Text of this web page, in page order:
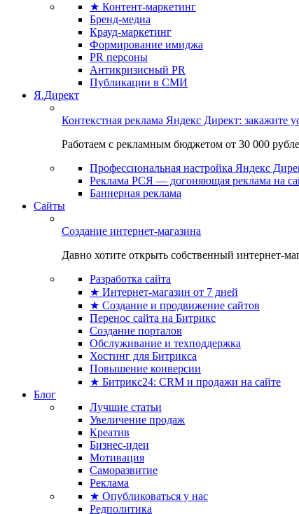
★ Контент-маркетинг
Бренд-медиа
Крауд-маркетинг
Формирование имиджа
PR персоны
Антикризисный PR
Публикации в СМИ
Я.Директ
Контекстная реклама Яндекс Директ: закажите
Работаем с рекламным бюджетом от 30 000
Профессиональная настройка Яндекс
Реклама РСЯ — догоняющая реклама на
Баннерная реклама
Сайты
Создание интернет-магазина
Давно хотите открыть собственный интернет-
Разработка сайта
★ Интернет-магазин от 7 дней
★ Создание и продвижение сайтов
Перенос сайта на Битрикс
Создание порталов
Обслуживание и техподдержка
Хостинг для Битрикса
Повышение конверсии
★ Битрикс24: CRM и продажи на сайте
Блог
Лучшие статьи
Увеличение продаж
Креатив
Бизнес-идеи
Мотивация
Саморазвитие
Реклама
★ Опубликоваться у нас
Редполитика